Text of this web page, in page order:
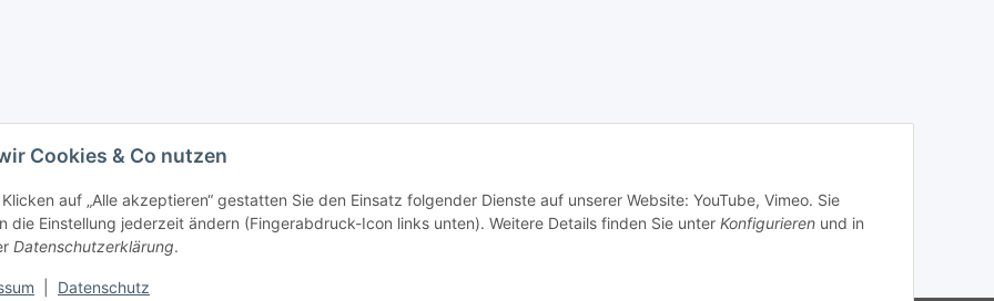
Cookies & Co nutzen
auf „Alle akzeptieren“ gestatten Sie den Einsatz folgender Dienste auf unserer Website: YouTube, Vimeo. Sie
die Einstellung jederzeit ändern (Fingerabdruck-Icon links unten). Weitere Details finden Sie unter Konfigurieren und in
Datenschutzerklärung.
Datenschutz